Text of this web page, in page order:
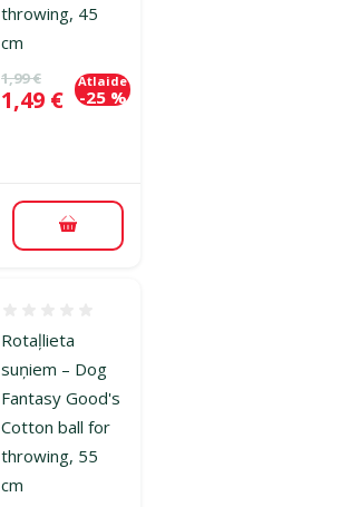
throwing, 45
cm
Oriģinālā cena
1,99 €
Cena
1,49 €
Atlaide
-25 %
Pievienot grozam
Rotaļlieta
suņiem – Dog
Fantasy Good's
Cotton ball for
throwing, 55
cm